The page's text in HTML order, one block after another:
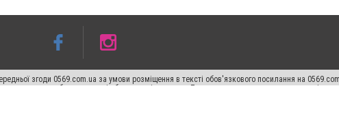
згоди 0569.com.ua за умови розміщення в тексті обов'язкового посилання на
другого абзацу в тексті або в якості джерела. Порушення виняткових прав